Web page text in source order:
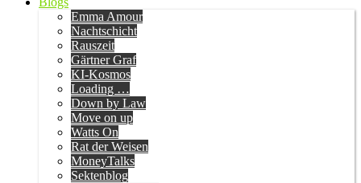
Emma Amour
Nachtschicht
Rauszeit
Gärtner Graf
KI-Kosmos
Loading …
Down by Law
Move on up
Watts On
Rat der Weisen
MoneyTalks
Sektenblog